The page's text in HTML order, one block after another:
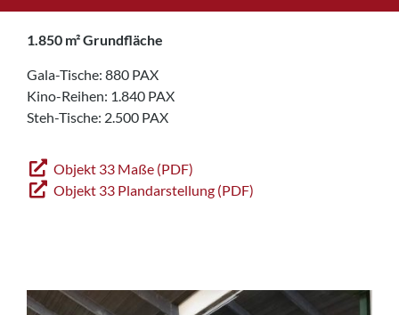
1.850 m² Grundfläche
Gala-Tische: 880 PAX
Kino-Reihen: 1.840 PAX
Steh-Tische: 2.500 PAX
Objekt 33 Maße (PDF)
Objekt 33 Plandarstellung (PDF)